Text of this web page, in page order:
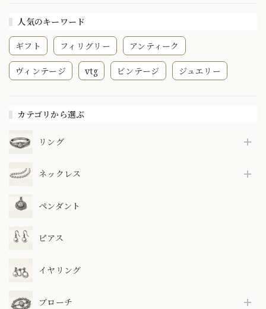
人気のキーワード
ギフト フィリグリー アンティーク
ヴィンテージ vtg ビンテージ ジュエリー
カテゴリから選ぶ
リング
ネックレス
ペンダント
ピアス
イヤリング
ブローチ